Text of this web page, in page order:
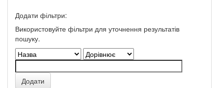
Додати фільтри:
Використовуйте фільтри для уточнення результатів
пошуку.